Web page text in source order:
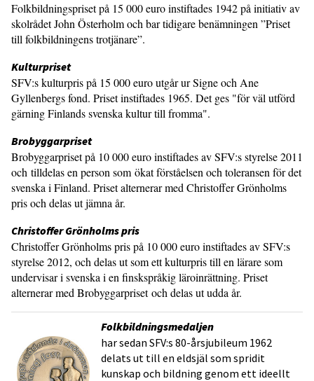
Folkbildningspriset på 15 000 euro instiftades 1942 på initiativ av
skolrådet John Österholm och bar tidigare benämningen ”Priset
till folkbildningens trotjänare”.
Kulturpriset
SFV:s kulturpris på 15 000 euro utgår ur Signe och Ane
Gyllenbergs fond. Priset instiftades 1965. Det ges "för väl utförd
gärning Finlands svenska kultur till fromma".
Brobyggarpriset
Brobyggarpriset på 10 000 euro instiftades av SFV:s styrelse 2011
och tilldelas en person som ökat förståelsen och toleransen för det
svenska i Finland. Priset alternerar med Christoffer Grönholms
pris och delas ut jämna år.
Christoffer Grönholms pris
Christoffer Grönholms pris på 10 000 euro instiftades av SFV:s
styrelse 2012, och delas ut som ett kulturpris till en lärare som
undervisar i svenska i en finskspråkig läroinrättning. Priset
alternerar med Brobyggarpriset och delas ut udda år.
Folkbildningsmedaljen
har sedan SFV:s 80-årsjubileum 1962
delats ut till en eldsjäl som spridit
kunskap och bildning genom ett ideellt